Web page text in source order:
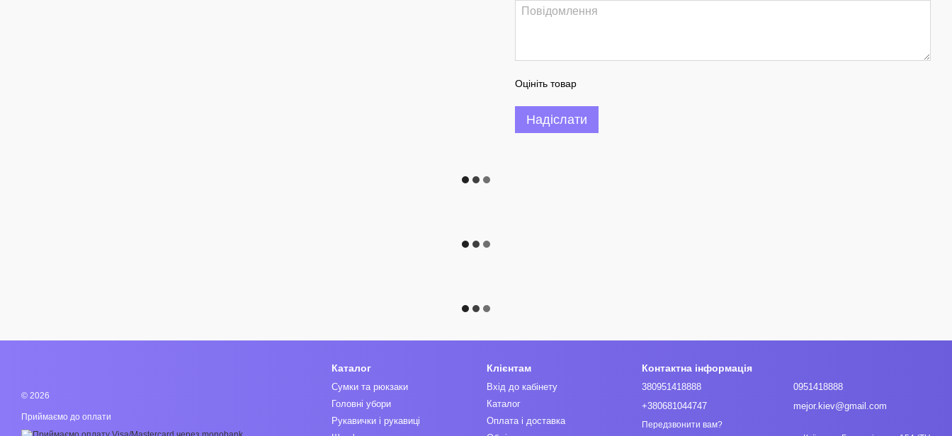
Оцініть товар
Надіслати
© 2026
Приймаємо до оплати
Каталог
Сумки та рюкзаки
Головні убори
Рукавички і рукавиці
Клієнтам
Вхід до кабінету
Каталог
Оплата і доставка
Контактна інформація
380951418888
+380681044747
Передзвонити вам?
0951418888
mejor.kiev@gmail.com